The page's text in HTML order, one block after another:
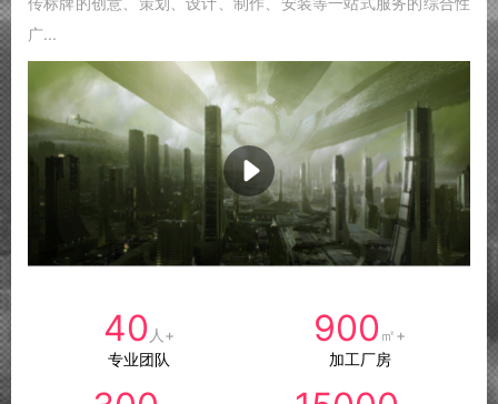
广...
40 人+
专业团队
900 ㎡+
加工厂房